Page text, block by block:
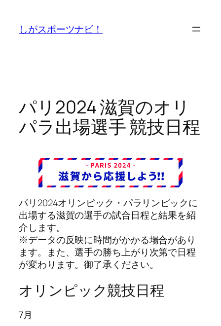
しがスポーツナビ！
パリ2024 滋賀のオリ
パラ出場選手 競技日程
パリ2024オリンピック・パラリンピックに
出場する滋賀の選手の試合日程と結果を紹
介します。
※データの反映に時間がかかる場合があり
ます。また、選手の勝ち上がり次第で日程
が変わります。御了承ください。
オリンピック競技日程
7月